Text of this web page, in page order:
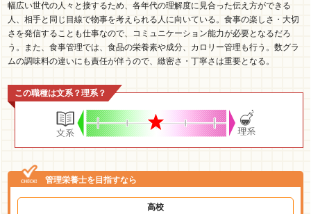
幅広い世代の人々と接するため、各年代の理解度に見合った伝え方ができる
人、相手と同じ目線で物事を考えられる人に向いている。食事の楽しさ・大切
さを発信することも仕事なので、コミュニケーション能力が必要となるだろ
う。また、食事管理では、食品の栄養素や成分、カロリー管理も行う。数グラ
ムの調味料の違いにも責任が伴うので、緻密さ・丁寧さは重要となる。
この職種は文系？理系？
管理栄養士を目指すなら
高校